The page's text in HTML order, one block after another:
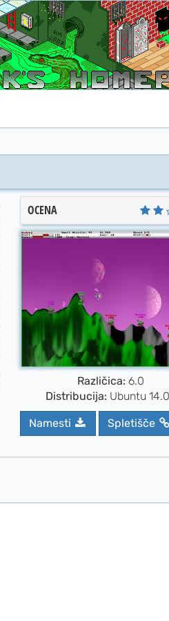
OCENA
Različica: 6.0
Distribucija: Ubuntu
Namesti Spletišče